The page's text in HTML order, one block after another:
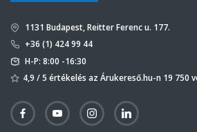
1131 Budapest, Reitter Ferenc u. 177.
+36 (1) 424 99 44
H-P: 8:00 -16:30
4,9 / 5 értékelés az Árukereső.hu-n 19 750